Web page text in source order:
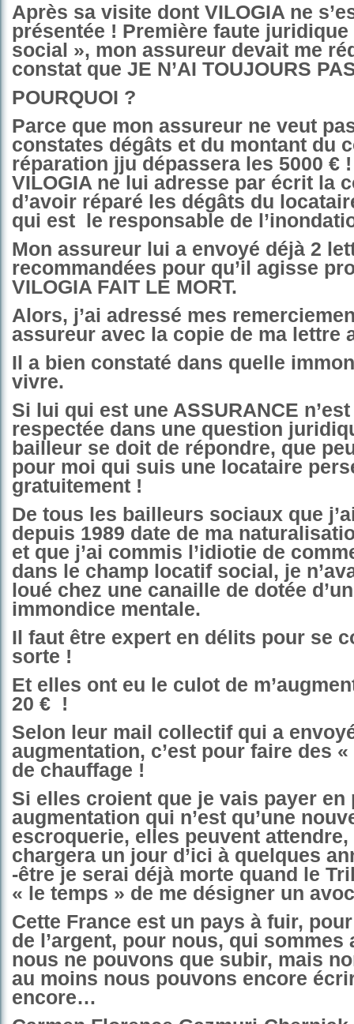
Après sa visite dont VILOGIA ne
présentée ! Première faute
social », mon assureur devait me
constat que JE N’AI TOUJOURS
POURQUOI ?
Parce que mon assureur ne veut
constates dégâts et du montant du
réparation jju dépassera les 5000 €
VILOGIA ne lui adresse par écrit la
d’avoir réparé les dégâts du
qui est
le responsable de
Mon assureur lui a envoyé déjà 2
recommandées pour qu’il agisse
VILOGIA FAIT LE MORT.
Alors, j’ai adressé mes
assureur avec la copie de ma lettre
Il a bien constaté dans quelle
vivre.
Si lui qui est une ASSURANCE
respectée dans une question
bailleur se doit de répondre, que
pour moi qui suis une locataire
gratuitement !
De tous les bailleurs sociaux que
depuis 1989 date de ma
et que j’ai commis l’idiotie de
dans le champ locatif social, je
loué chez une canaille de dotée
immondice mentale.
Il faut être expert en délits pour se
sorte !
Et elles ont eu le culot de
20 € !
Selon leur mail collectif qui a
augmentation, c’est pour faire des
de chauffage !
Si elles croient que je vais payer en
augmentation qui n’est qu’une
escroquerie, elles peuvent attendre,
chargera un jour d’ici à quelques
-être je serai déjà morte quand le
« le temps » de me désigner un
Cette France est un pays à fuir,
de l’argent, pour nous, qui sommes
nous ne pouvons que subir, mais
au moins nous pouvons encore
encore…